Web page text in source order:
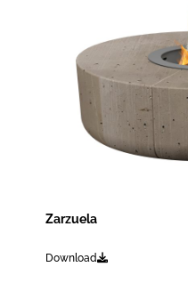
Zarzuela
Download